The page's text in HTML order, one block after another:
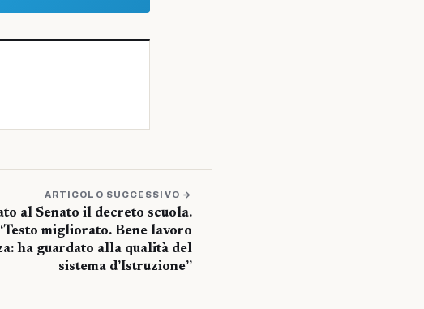
ARTICOLO SUCCESSIVO →
al Senato il decreto scuola.
migliorato. Bene lavoro
ha guardato alla qualità del
sistema d’Istruzione”